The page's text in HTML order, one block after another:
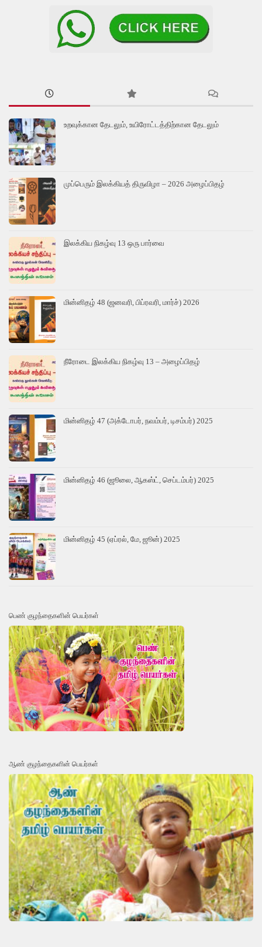
உறவுக்கான தேடலும், உயிரோட்டத்திற்கான தேடலும்
முப்பெரும் இலக்கியத் திருவிழா – 2026 அழைப்பிதழ்
இலக்கிய நிகழ்வு 13 ஒரு பார்வை
மின்னிதழ் 48 (ஜனவரி, பிப்ரவரி, மார்ச்) 2026
நீரோடை இலக்கிய நிகழ்வு 13 – அழைப்பிதழ்
மின்னிதழ் 47 (அக்டோபர், நவம்பர், டிசம்பர்) 2025
மின்னிதழ் 46 (ஜூலை, ஆகஸ்ட், செப்டம்பர்) 2025
மின்னிதழ் 45 (ஏப்ரல், மே, ஜூன்) 2025
பெண் குழந்தைகளின் பெயர்கள்
ஆண் குழந்தைகளின் பெயர்கள்